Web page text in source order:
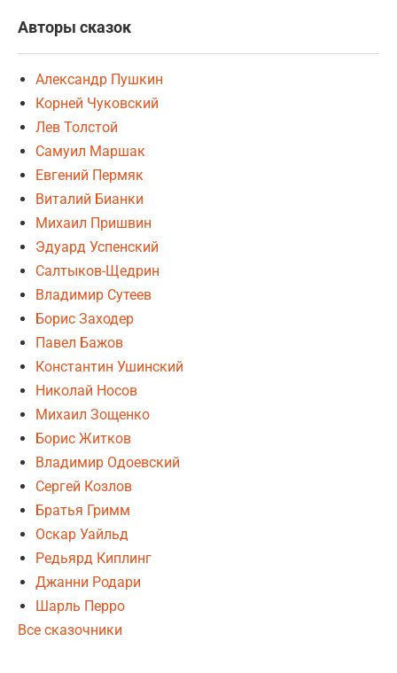
Авторы сказок
Александр Пушкин
Корней Чуковский
Лев Толстой
Самуил Маршак
Евгений Пермяк
Виталий Бианки
Михаил Пришвин
Эдуард Успенский
Салтыков-Щедрин
Владимир Сутеев
Борис Заходер
Павел Бажов
Константин Ушинский
Николай Носов
Михаил Зощенко
Борис Житков
Владимир Одоевский
Сергей Козлов
Братья Гримм
Оскар Уайльд
Редьярд Киплинг
Джанни Родари
Шарль Перро
Все сказочники